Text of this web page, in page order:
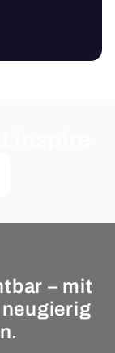
– mit